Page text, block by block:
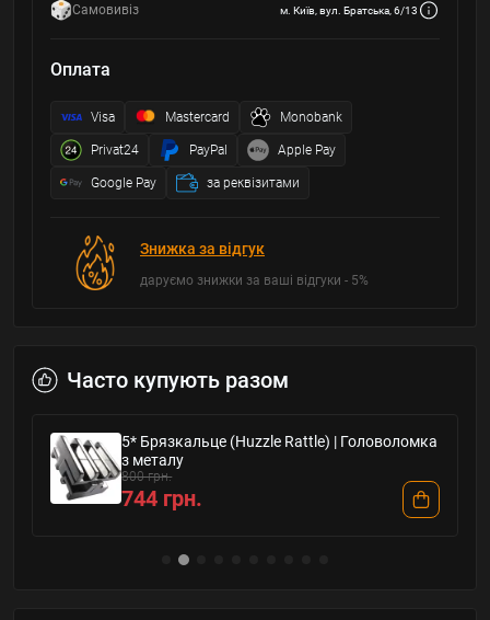
Самовивіз м. Київ, вул. Братська, 6/13
Оплата
Visa Mastercard Monobank
Privat24 PayPal Apple Pay
Google Pay за реквізитами
Знижка за відгук
даруємо знижки за ваші відгуки - 5%
Часто купують разом
5* Брязкальце (Huzzle Rattle) | Головоломка
з металу
800 грн.
744 грн.